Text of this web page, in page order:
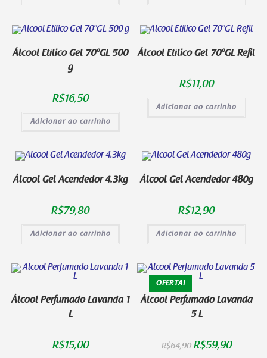
Álcool Etílico Gel 70°GL 500
g
R$16,50
Adicionar ao carrinho
Álcool Etílico Gel 70°GL Refil
R$11,00
Adicionar ao carrinho
Álcool Gel Acendedor 4.3kg
R$79,80
Adicionar ao carrinho
Álcool Gel Acendedor 480g
R$12,90
Adicionar ao carrinho
Álcool Perfumado Lavanda 1
L
R$15,00
OFERTA!
Álcool Perfumado Lavanda
5 L
R$64,90 R$59,90